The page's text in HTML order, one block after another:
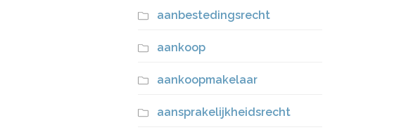
aanbestedingsrecht
aankoop
aankoopmakelaar
aansprakelijkheidsrecht